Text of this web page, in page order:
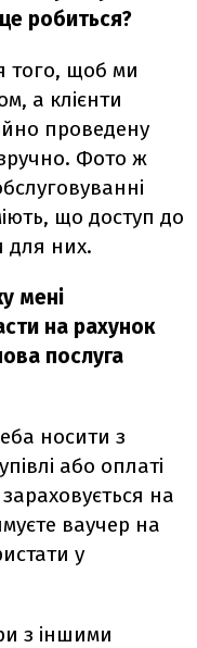
робиться?
того, щоб ми
а клієнти
проведену
Фото ж
що доступ до
для них.
мені
на рахунок
послуга
носити з
або оплаті
на
ваучер на
у
з іншими